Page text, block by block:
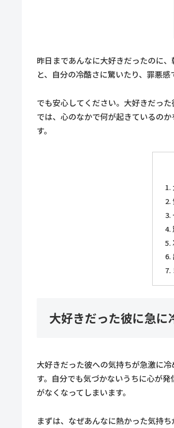
昨日まであんなに大好きだったのに
と、自分の冷酷さに驚いたり、罪悪感
でも安心してください。大好きだっ
では、心のなかで何が起きているの
す。
大好きだった彼に急に
大好きだった彼への気持ちが急激に
す。自分でも気づかないうちに心が
がなくなってしまいます。
まずは、なぜあんなに熱かった気持